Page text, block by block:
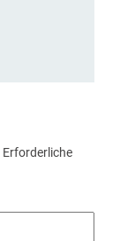
Erforderliche